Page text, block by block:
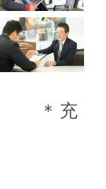
＊充